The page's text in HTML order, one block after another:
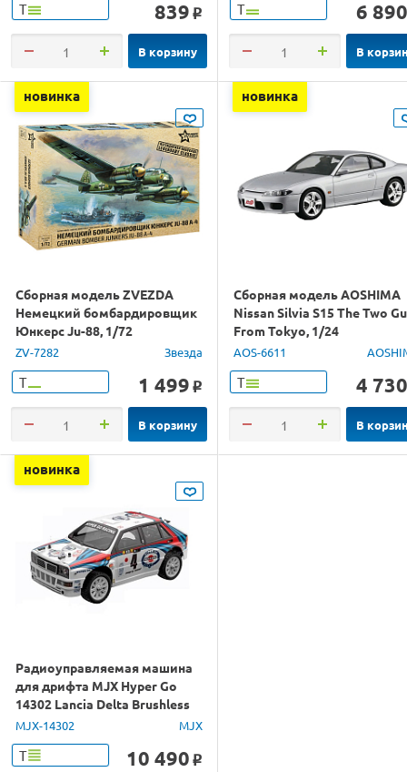
Т 839 o
В корзину
Т 6 890
В
новинка
Сборная модель ZVEZDA
Немецкий бомбардировщик
Юнкерс Ju-88, 1/72
ZV-7282 Звезда
Т 1 499 o
В корзину
новинка
Сборная модель AOSHIMA
Nissan Silvia S15 The Two
From Tokyo, 1/24
AOS-6611
Т 4 730
В
новинка
Радиоуправляемая машина
для дрифта MJX Hyper Go
14302 Lancia Delta Brushless
4WD 2.4G LED 1/14 RTR
MJX-14302 MJX
Т 10 490 o